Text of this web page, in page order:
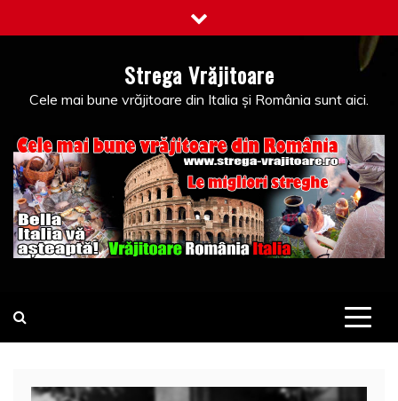
to
Strega Vrăjitoare
Cele mai bune vrăjitoare din Italia și România sunt aici.